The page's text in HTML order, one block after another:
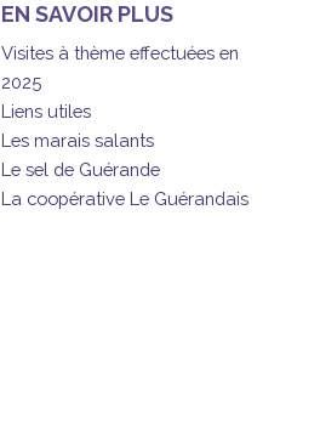
EN SAVOIR PLUS
Visites à thème effectuées en
2025
Liens utiles
Les marais salants
Le sel de Guérande
La coopérative Le Guérandais